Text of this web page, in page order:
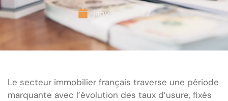
janvier 2, 2022
Le secteur immobilier français traverse une période
marquante avec l’évolution des taux d’usure, fixés